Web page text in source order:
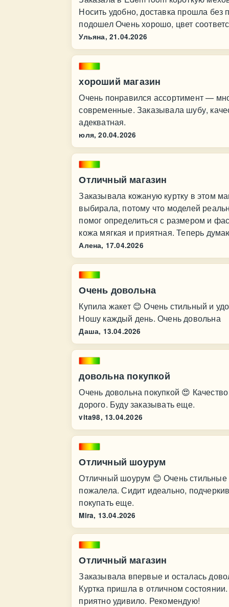
Носить удобно, доставка прошла
подошел Очень хорошо, цвет
Ульяна, 21.04.2026
хороший магазин
Очень понравился ассортимент —
современные. Заказывала шубу,
адекватная.
юля, 20.04.2026
Отличный магазин
Заказывала кожаную куртку в этом
выбирала, потому что моделей
помог определиться с размером и
кожа мягкая и приятная. Теперь
Алена, 17.04.2026
Очень довольна
Купила жакет 😊 Очень стильный и
Ношу каждый день. Очень довольна
Даша, 13.04.2026
довольна покупкой
Очень довольна покупкой 😍
дорого. Буду заказывать еще.
vita98, 13.04.2026
Отличный шоурум
Отличный шоурум 😊 Очень
пожалела. Сидит идеально,
покупать еще.
Mira, 13.04.2026
Отличный магазин
Заказывала впервые и осталась
Куртка пришла в отличном
приятно удивило. Рекомендую!